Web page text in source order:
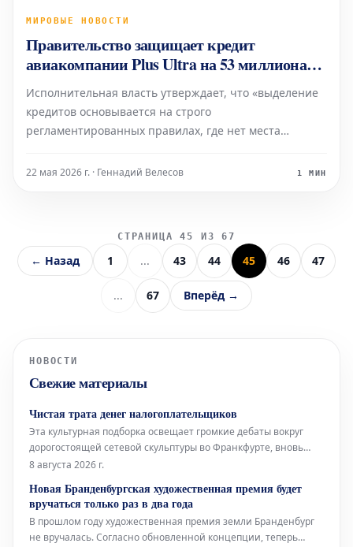
МИРОВЫЕ НОВОСТИ
Правительство защищает кредит
авиакомпании Plus Ultra на 53 миллиона
евро после предъявления обвинений
Сапатеро
Исполнительная власть утверждает, что «выделение
кредитов основывается на строго
регламентированных правилах, где нет места
22 мая 2026 г. · Геннадий Велесов 1 МИН
СТРАНИЦА 45 ИЗ 67
← Назад 1 ... 43 44 45 46 47
... 67 Вперёд →
НОВОСТИ
Свежие материалы
Чистая трата денег налогоплательщиков
Эта культурная подборка освещает громкие дебаты вокруг
дорогостоящей сетевой скульптуры во Франкфурте, вновь
открывшуюся Галерею Аполлона в Лувре, культовое
Берлинского Фольксбюне, превращенного во временный
открытый бассейн. Дебаты во
8 августа 2026 г.
Новая Бранденбургская художественная премия будет
вручаться только раз в два года
В прошлом году художественная премия земли Бранденбург
не вручалась. Согласно обновленной концепции, теперь